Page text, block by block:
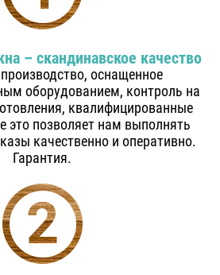
– скандинавское качество
оснащенное
оборудованием, контроль на
квалифицированные
это позволяет нам выполнять
качественно и оперативно.
Гарантия.